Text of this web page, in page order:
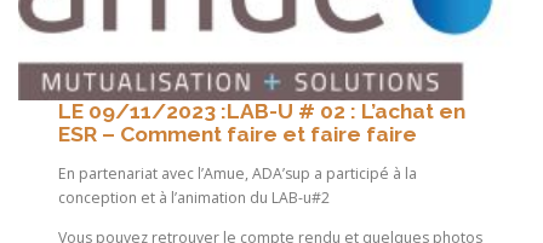
LE 09/11/2023 :LAB-U # 02 : L’achat en
ESR – Comment faire et faire faire
En partenariat avec l’Amue, ADA’sup a participé à la
conception et à l’animation du LAB-u#2
Vous pouvez retrouver le compte rendu et quelques photos